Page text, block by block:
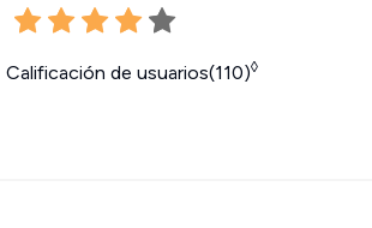
Calificación de usuarios(110)◊